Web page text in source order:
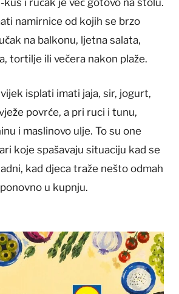
namirnice od kojih se brzo
na balkonu, ljetna salata,
tortilje ili večera nakon plaže.
isplati imati jaja, sir, jogurt,
povrće, a pri ruci i tunu,
i maslinovo ulje. To su one
koje spašavaju situaciju kad se
kad djeca traže nešto odmah
u kupnju.